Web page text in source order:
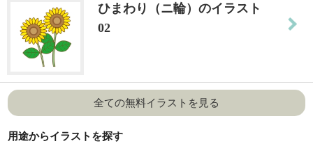
ひまわり（ニ輪）のイラスト
02
全ての無料イラストを見る
用途からイラストを探す